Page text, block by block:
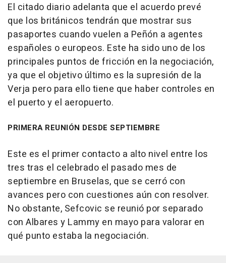
El citado diario adelanta que el acuerdo prevé
que los británicos tendrán que mostrar sus
pasaportes cuando vuelen a Peñón a agentes
españoles o europeos. Este ha sido uno de los
principales puntos de fricción en la negociación,
ya que el objetivo último es la supresión de la
Verja pero para ello tiene que haber controles en
el puerto y el aeropuerto.
PRIMERA REUNIÓN DESDE SEPTIEMBRE
Este es el primer contacto a alto nivel entre los
tres tras el celebrado el pasado mes de
septiembre en Bruselas, que se cerró con
avances pero con cuestiones aún con resolver.
No obstante, Sefcovic se reunió por separado
con Albares y Lammy en mayo para valorar en
qué punto estaba la negociación.